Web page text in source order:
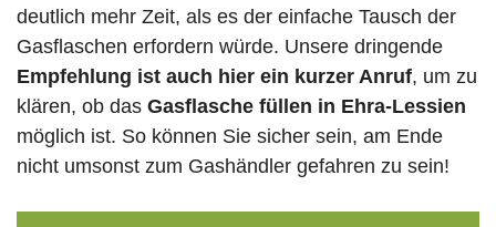
deutlich mehr Zeit, als es der einfache Tausch der
Gasflaschen erfordern würde. Unsere dringende
Empfehlung ist auch hier ein kurzer Anruf, um zu
klären, ob das Gasflasche füllen in Ehra-Lessien
möglich ist. So können Sie sicher sein, am Ende
nicht umsonst zum Gashändler gefahren zu sein!